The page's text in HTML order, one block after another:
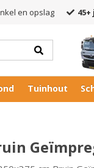
en opslag
Tuinhout